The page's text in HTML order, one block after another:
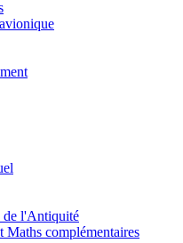
de l'Antiquité
Maths complémentaires